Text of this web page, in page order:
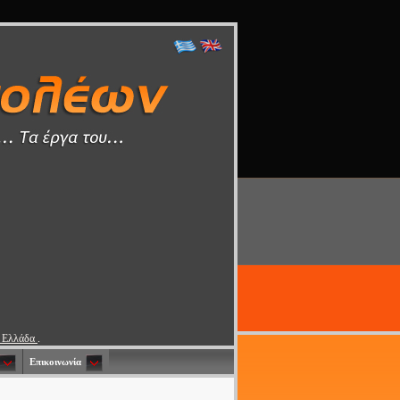
Ελλάδα .
Επικοινωνία